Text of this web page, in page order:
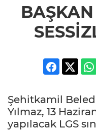
Şehitkamil
Yılmaz, 13
yapılacak LGS